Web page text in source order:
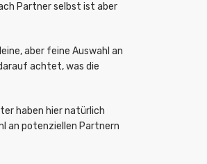
Partner selbst ist aber
aber feine Auswahl an
achtet, was die
haben hier natürlich
an potenziellen Partnern